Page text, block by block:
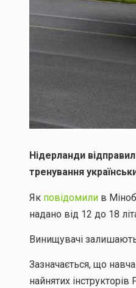
Нідерланди
тренування
Як повідомили в
надано від 12 до 18
Винищувачі
Зазначається, що
найнятих інструкторів